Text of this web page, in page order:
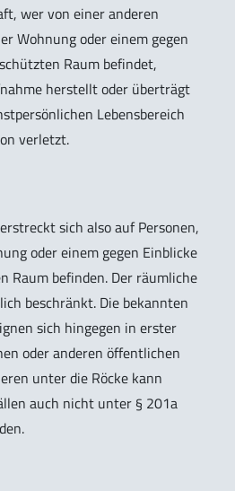
wer von einer anderen
Wohnung oder einem gegen
Raum befindet,
herstellt oder überträgt
Lebensbereich
verletzt.
sich also auf Personen,
oder einem gegen Einblicke
Raum befinden. Der räumliche
beschränkt. Die bekannten
sich hingegen in erster
oder anderen öffentlichen
unter die Röcke kann
auch nicht unter § 201a